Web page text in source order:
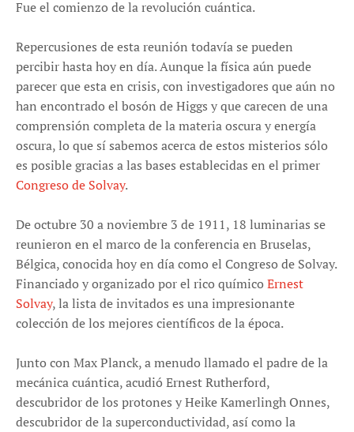
Fue el comienzo de la revolución cuántica.
Repercusiones de esta reunión todavía se pueden
percibir hasta hoy en día. Aunque la física aún puede
parecer que esta en crisis, con investigadores que aún no
han encontrado el bosón de Higgs y que carecen de una
comprensión completa de la materia oscura y energía
oscura, lo que sí sabemos acerca de estos misterios sólo
es posible gracias a las bases establecidas en el primer
Congreso de Solvay.
De octubre 30 a noviembre 3 de 1911, 18 luminarias se
reunieron en el marco de la conferencia en Bruselas,
Bélgica, conocida hoy en día como el Congreso de Solvay.
Financiado y organizado por el rico químicoErnest
Solvay, la lista de invitados es una impresionante
colección de los mejores científicos de la época.
Junto con Max Planck, a menudo llamado el padre de la
mecánica cuántica, acudió Ernest Rutherford,
descubridor de los protones y Heike Kamerlingh Onnes,
descubridor de la superconductividad, así como la